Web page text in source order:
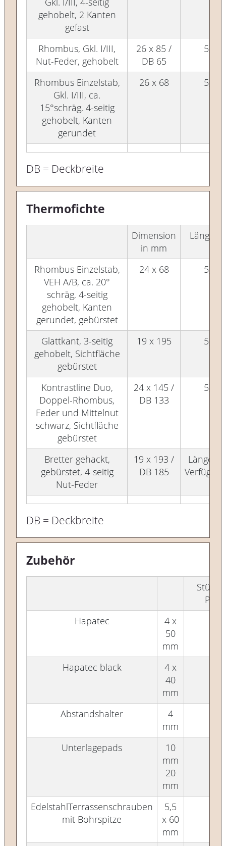
gehobelt, 2 Kanten
gefast
Rhombus, Gkl. I/III,
Nut-Feder, gehobelt
26 x 85 /
DB 65
5,00
Rhombus Einzelstab,
Gkl. I/III, ca.
15°schräg, 4-seitig
gehobelt, Kanten
gerundet
26 x 68 5,00
DB = Deckbreite
Thermofichte
Dimension
in mm
Länge
Rhombus Einzelstab,
VEH A/B, ca. 20°
schräg, 4-seitig
gehobelt, Kanten
gerundet, gebürstet
24 x 68 5,10
Glattkant, 3-seitig
gehobelt, Sichtfläche
gebürstet
19 x 195 5,10
Kontrastline Duo,
Doppel-Rhombus,
Feder und Mittelnut
schwarz, Sichtfläche
gebürstet
24 x 145 /
DB 133
5,10
Bretter gehackt,
gebürstet, 4-seitig
Nut-Feder
19 x 193 /
DB 185
Länge
DB = Deckbreite
Zubehör
Stück
Hapatec
4 x
50
mm
Hapatec black
4 x
40
mm
Abstandshalter
4
mm
Unterlagepads
10
mm
20
mm
EdelstahlTerrassenschrauben
mit Bohrspitze
5,5
x 60
mm